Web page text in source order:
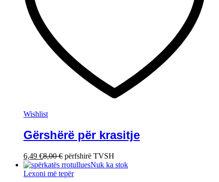
Wishlist
Gërshërë për krasitje
6,49 €8,00€ përfshirë TVSH
Nuk ka stok
Lexoni më tepër